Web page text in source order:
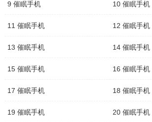
9 催眠手机 10 催眠手机
11 催眠手机 12 催眠手机
13 催眠手机 14 催眠手机
15 催眠手机 16 催眠手机
17 催眠手机 18 催眠手机
19 催眠手机 20 催眠手机